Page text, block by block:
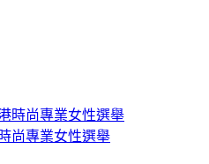
尚專業女性選舉